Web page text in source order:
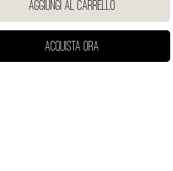
Aggiungi al carrello
Acquista ora